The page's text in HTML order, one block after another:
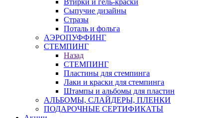
Втирки и гель-краски
Сыпучие дизайны
Стразы
Поталь и фольга
АЭРОПУФФИНГ
СТЕМПИНГ
Назад
СТЕМПИНГ
Пластины для стемпинга
Лаки и краски для стемпинга
Штампы и альбомы для пластин
АЛЬБОМЫ, СЛАЙДЕРЫ, ПЛЕНКИ
ПОДАРОЧНЫЕ СЕРТИФИКАТЫ